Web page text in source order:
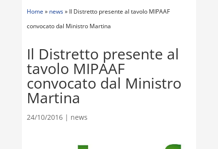
Home » news» Il Distretto presente al tavolo MIPAAF
convocato dal Ministro Martina
Il Distretto presente al
tavolo MIPAAF
convocato dal Ministro
Martina
24/10/2016| news